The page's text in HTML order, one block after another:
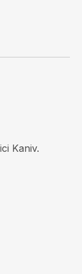
Kaniv.